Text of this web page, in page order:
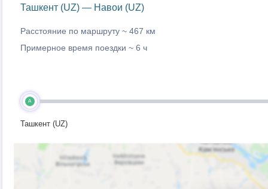
Ташкент (UZ) — Навои (UZ)
Расстояние по маршруту ~ 467 км
Примерное время поездки ~ 6 ч
A
Ташкент (UZ)